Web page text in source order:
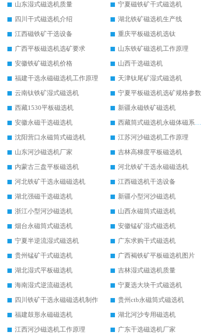
山东湿式磁选机质量
宁夏磁铁矿干式磁选机
四川干式磁选机介绍
湖北铁矿磁选机生产线
江西磁铁矿干选设备
重庆平板磁选机选钛
广西平板磁选机选矿要求
山东铁矿磁选机工作原理
安徽铁矿磁选机价格
山西干选磁选机
福建干选永磁磁选机工作原理
天津钛尾矿湿式磁选机
云南钛铁矿湿式磁选机
宁夏平板磁选机选矿规格参数
西藏1530平板磁选机
新疆永磁铁矿磁选机
安徽永磁干选磁选机
西藏筒式磁选机永磁体磁系设计
沈阳营口永磁筒式磁选机
江苏河沙磁选机工作原理
山东河沙磁选机厂家
吉林高梯度平板磁选机
内蒙古三盘平板磁选机
河北铁矿干选永磁磁选机
河北铁矿干选永磁磁选机
江西磁选机干选设备
湖北强磁干选磁选机
新疆小型河沙磁选机
浙江小型河沙磁选机
山西永磁筒式磁选机
烟台永磁筒式磁选机
安徽锰矿湿式磁选机
宁夏半逆流湿式磁选机
广东求购干式磁选机
贵州锰矿干式磁选机
广西褐铁矿平板磁选机图片
湖北湿式平板磁选机
吉林湿式磁选机质量
海南湿式逆流磁选机
宁夏选大块干式磁选机
四川铁矿干选永磁磁选机制作
贵州ctb永磁筒式磁选机
福建鼓形永磁磁选机
湖北河沙专用磁选机
江西河沙磁选机工作原理
广东干选磁选机厂家